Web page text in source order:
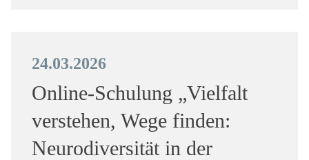
24.03.2026
Online-Schulung „Vielfalt
verstehen, Wege finden:
Neurodiversität in der